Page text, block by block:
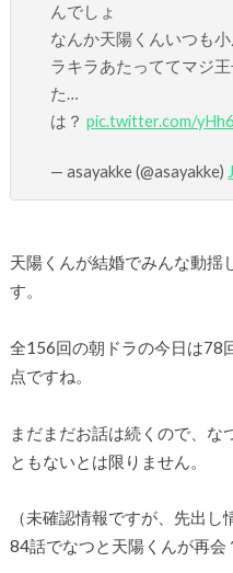
んでしょ
なんか天陽くんいつも
ラキラあたっててマジ
た…
は？pic.twitter.com/
— asayakke (@asayakke)
天陽くんが結婚でみんな動揺
す。
全156回の朝ドラの今日は78
点ですね。
まだまだお話は続くので、な
ともないとは限りません。
（未確認情報ですが、先出
84話でなつと天陽くんが再